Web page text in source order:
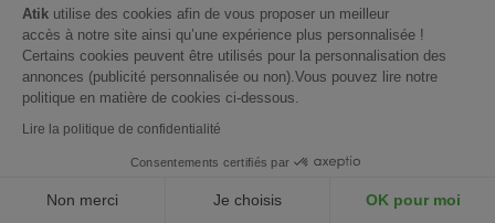
Atik utilise des cookies afin de vous proposer un meilleur
accès à notre site ainsi qu’une expérience plus personnalisée !
Certains cookies peuvent être utilisés pour la personnalisation des
annonces (publicité personnalisée ou non).Vous pouvez lire notre
politique en matière de cookies ci-dessous.
Lire la politique de confidentialité
Consentements certifiés par
Non merci Je choisis OK pour moi